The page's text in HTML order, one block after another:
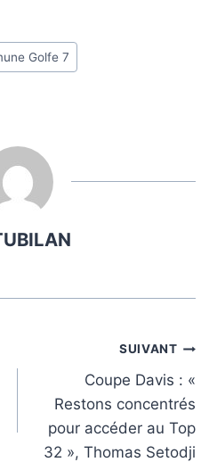
Golfe 7
SUIVANT
Coupe Davis : «
Restons concentrés
pour accéder au Top
32 », Thomas Setodji